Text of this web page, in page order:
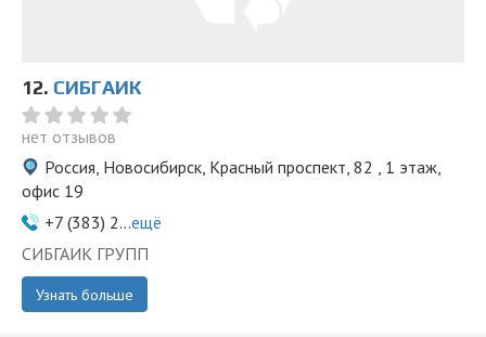
12. СИБГАИК
нет отзывов
Россия, Новосибирск, Красный проспект, 82 , 1 этаж,
офис 19
+7 (383) 2...ещё
СИБГАИК ГРУПП
Узнать больше